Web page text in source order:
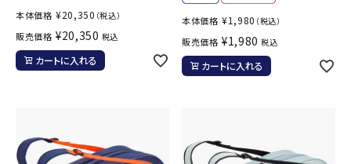
本体価格 ¥20,350 （税込）
販売価格 ¥20,350 税込
カートに入れる
本体価格 ¥1,980 （税込）
販売価格 ¥1,980 税込
カートに入れる